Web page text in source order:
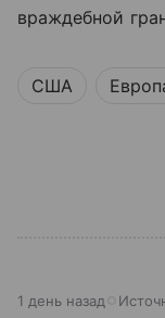
враждебной
США
1 день назад